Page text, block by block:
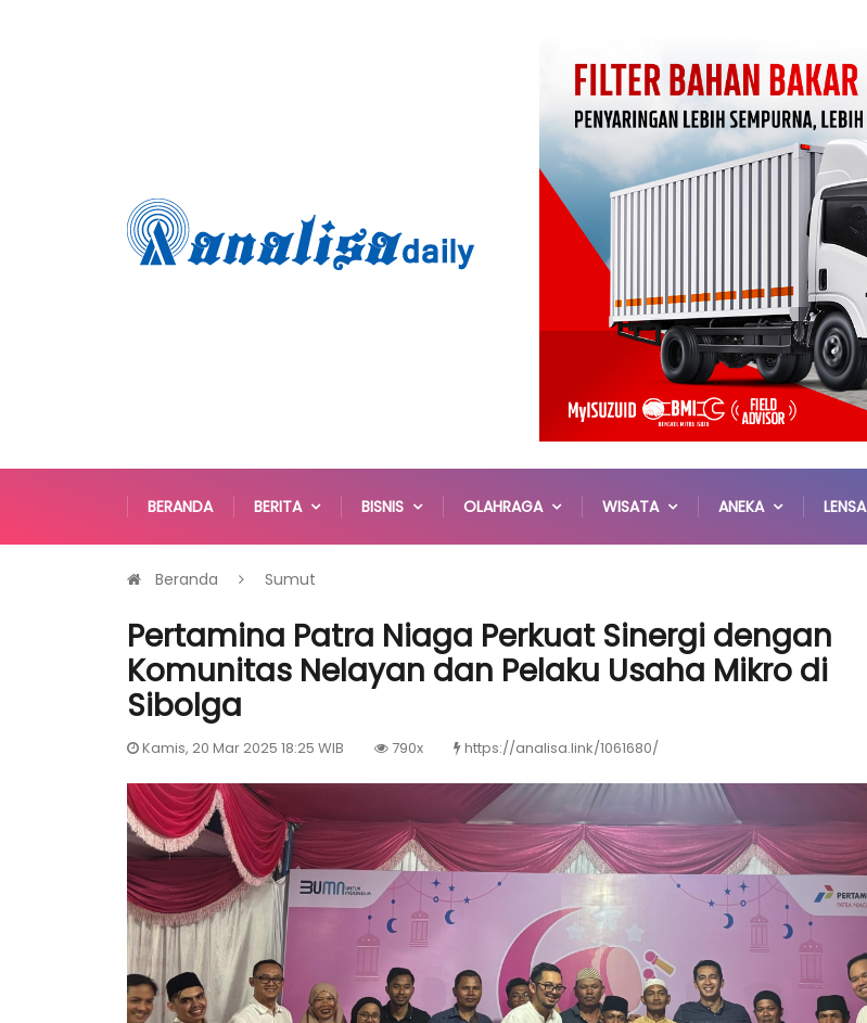
BERANDA BERITA BISNIS OLAHRAGA WISATA ANEKA LENSA
Beranda Sumut
Pertamina Patra Niaga Perkuat Sinergi dengan
Komunitas Nelayan dan Pelaku Usaha Mikro di
Sibolga
Kamis, 20 Mar 2025 18:25 WIB 790x https://analisa.link/1061680/